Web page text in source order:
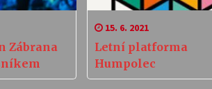
Zábrana
15. 6. 2021
Letní platforma
Humpolec